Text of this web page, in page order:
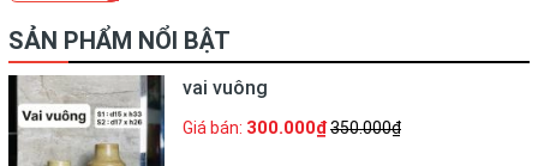
SẢN PHẨM NỔI BẬT
vai vuông
Giá bán: 300.000₫350.000₫